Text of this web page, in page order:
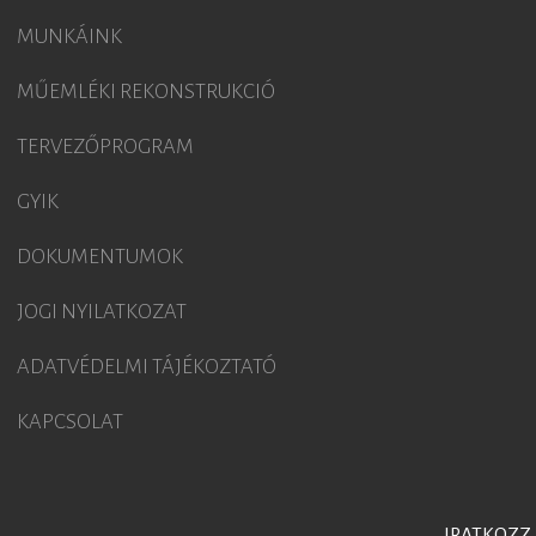
MUNKÁINK
MŰEMLÉKI REKONSTRUKCIÓ
TERVEZŐPROGRAM
GYIK
DOKUMENTUMOK
JOGI NYILATKOZAT
ADATVÉDELMI TÁJÉKOZTATÓ
KAPCSOLAT